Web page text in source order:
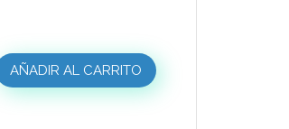
AÑADIR AL CARRITO